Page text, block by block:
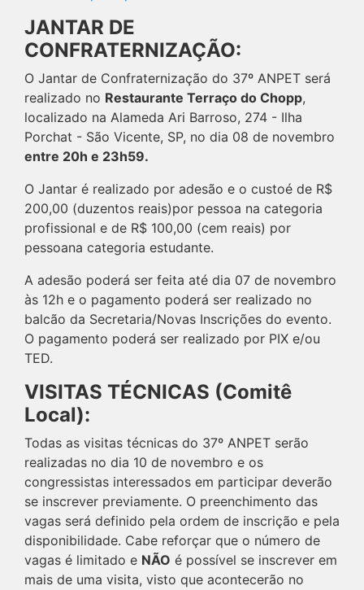
JANTAR DE
CONFRATERNIZAÇÃO:
O Jantar de Confraternização do 37º ANPET será
realizado no Restaurante Terraço do Chopp,
localizado na Alameda Ari Barroso, 274 - Ilha
Porchat - São Vicente, SP, no dia 08 de novembro
entre 20h e 23h59.
O Jantar é realizado por adesão e o custoé de R$
200,00 (duzentos reais)por pessoa na categoria
profissional e de R$ 100,00 (cem reais) por
pessoana categoria estudante.
A adesão poderá ser feita até dia 07 de novembro
às 12h e o pagamento poderá ser realizado no
balcão da Secretaria/Novas Inscrições do evento.
O pagamento poderá ser realizado por PIX e/ou
TED.
VISITAS TÉCNICAS (Comitê
Local):
Todas as visitas técnicas do 37º ANPET serão
realizadas no dia 10 de novembro e os
congressistas interessados em participar deverão
se inscrever previamente. O preenchimento das
vagas será definido pela ordem de inscrição e pela
disponibilidade. Cabe reforçar que o número de
vagas é limitado e NÃO é possível se inscrever em
mais de uma visita, visto que acontecerão no